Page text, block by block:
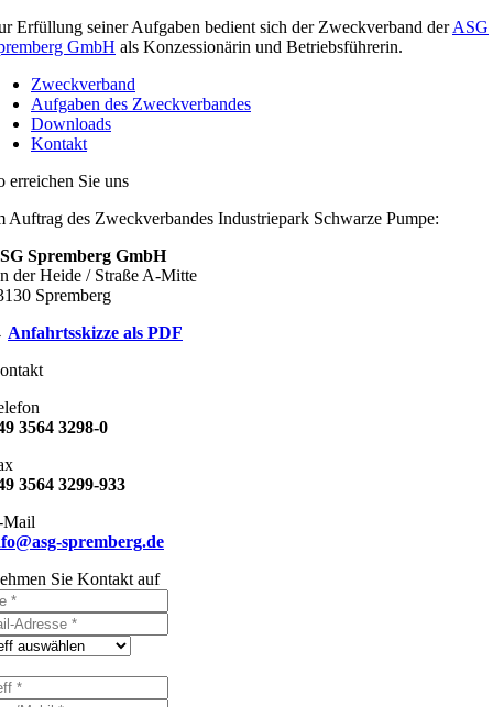
Erfüllung seiner Aufgaben bedient sich der Zweckverband derASG
GmbH als Konzessionärin und Betriebsführerin.
Zweckverband
Aufgaben des Zweckverbandes
Downloads
Kontakt
erreichen Sie uns
Auftrag des Zweckverbandes Industriepark Schwarze Pumpe:
Spremberg GmbH
der Heide / Straße A-Mitte
Spremberg
Anfahrtsskizze als PDF
3564 3298-0
3564 3299-933
Mail
spremberg.de
Sie Kontakt auf